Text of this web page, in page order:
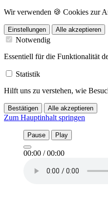
Wir verwenden 🍪 Cookies zur
Einstellungen Alle akzeptieren
Notwendig
Essentiell für die Funktionalität
Statistik
Hilft uns zu verstehen, wie
Bestätigen Alle akzeptieren
Zum Hauptinhalt springen
Pause Play
00:00 /00:00